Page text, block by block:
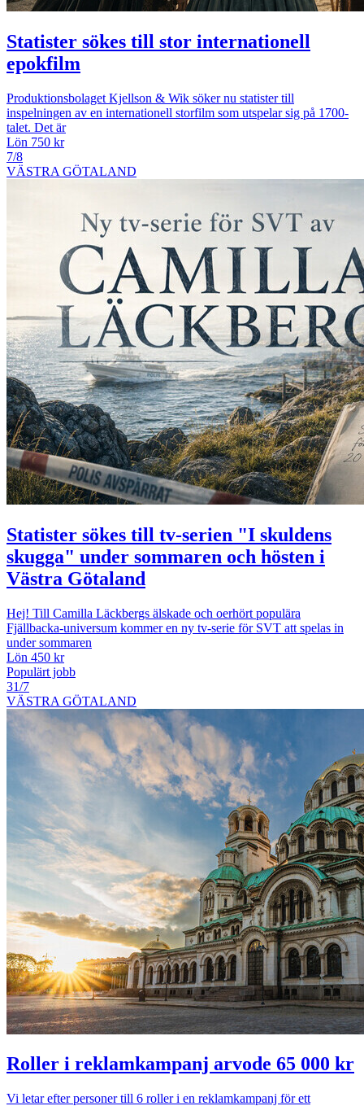
Statister sökes till stor internationell
epokfilm
Produktionsbolaget Kjellson & Wik söker nu statister till
inspelningen av en internationell storfilm som utspelar sig på 1700-
talet. Det är
Lön 750 kr
7/8
VÄSTRA GÖTALAND
Statister sökes till tv-serien "I skuldens
skugga" under sommaren och hösten i
Västra Götaland
Hej! Till Camilla Läckbergs älskade och oerhört populära
Fjällbacka-universum kommer en ny tv-serie för SVT att spelas in
under sommaren
Lön 450 kr
Populärt jobb
31/7
VÄSTRA GÖTALAND
Roller i reklamkampanj arvode 65 000 kr
Vi letar efter personer till 6 roller i en reklamkampanj för ett